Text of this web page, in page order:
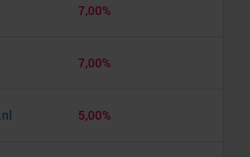
7,00%
7,00%
5,00%